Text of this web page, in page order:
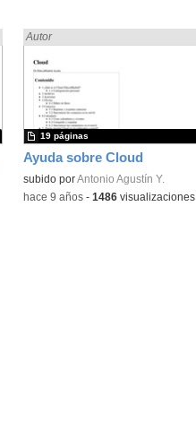
Ayuda sobre Cloud
Encontrado «EducaMadrid» en:
Autor
subido porAntonio Agustín Y.
19 páginas
-hace 9 años- 1486visualizaciones